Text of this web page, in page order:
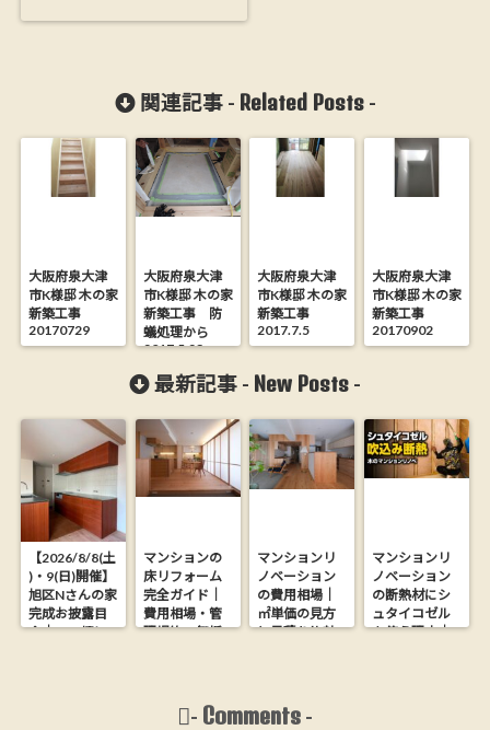
関連記事 - Related Posts-
大阪府泉大津
市K様邸 木の家
新築工事
20170729
大阪府泉大津
市K様邸 木の家
新築工事 防
蟻処理から
2017.5.23
大阪府泉大津
市K様邸 木の家
新築工事
2017.7.5
大阪府泉大津
市K様邸 木の家
新築工事
20170902
最新記事 - New Posts -
【2026/8/8(土
)・9(日)開催】
旭区Nさんの家
完成お披露目
会｜26.9坪に
マンションの
床リフォーム
完全ガイド｜
費用相場・管
理規約・無垢
マンションリ
ノベーション
の費用相場｜
㎡単価の見方
と見積り比較
マンションリ
ノベーション
の断熱材にシ
ュタイコゼル
を使う理由｜
- Comments -